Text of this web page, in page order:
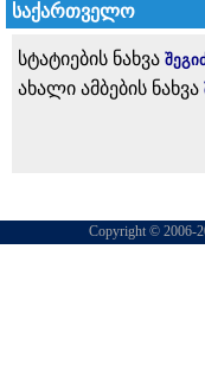
საქართველო
სტატიების ნახვა
ახალი ამბების ნახვა
Copyright © 2006-